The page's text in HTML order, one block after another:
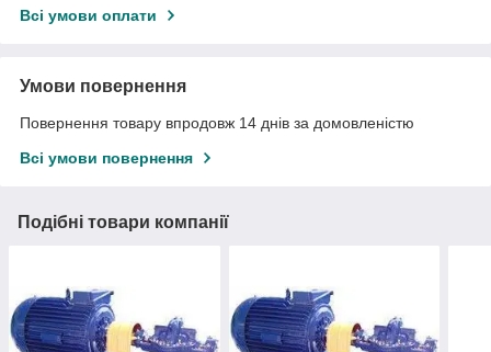
Всі умови оплати
Умови повернення
Повернення товару впродовж 14 днів за домовленістю
Всі умови повернення
Подібні товари компанії